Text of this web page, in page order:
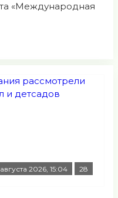
«Международная
2026, 15:04 28